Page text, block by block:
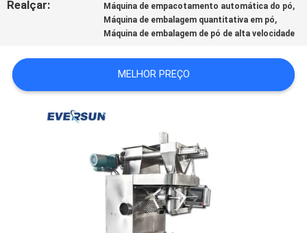
UMAS
CITAÇÕES
SITEMAP
PRIVACIDADE
Realçar: Máquina de empacotamento automática do pó,
Máquina de embalagem quantitativa em pó,
Máquina de embalagem de pó de alta velocidade
MELHOR PREÇO